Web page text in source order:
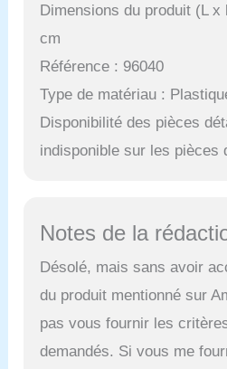
Dimensions du produit (L
cm
Référence : 96040
Type de matériau :
Disponibilité des pièces
indisponible sur les pièces
Notes de la
Désolé, mais sans avoir
du produit mentionné sur
pas vous fournir les
demandés. Si vous me